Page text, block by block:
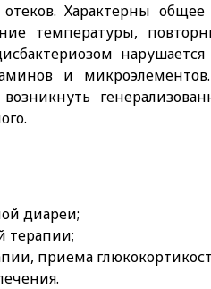
Характерны общее
температуры,
нарушается
и
диареи;
терапии;
приема